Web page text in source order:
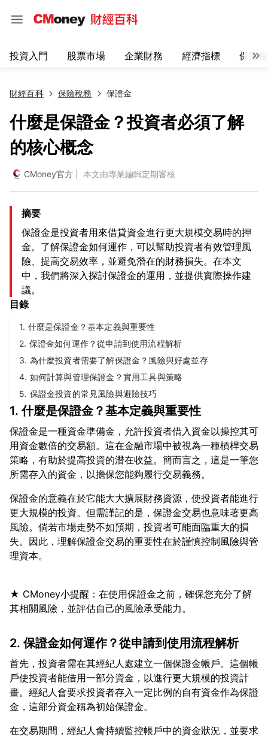
投資入門 股票市場 企業財務 經濟指標 保險
財經百科 保險稅務 保證金
什麼是保證金？投資者必須了解
的核心概念
CMoney官方 | 本文由專業編輯定期審核
摘要
保證金是投資者用來借貸資金進行更大規模交易時的押
金。了解保證金如何運作，可以幫助投資者有效管理風
險、提高交易效率，並避免潛在的財務損失。在本文
中，我們將深入探討保證金的運用，並提供實際操作建
議。
目錄
1. 什麼是保證金？基本定義與重要性
2. 保證金如何運作？從申請到使用流程解析
3. 為什麼投資者需要了解保證金？風險與好處並存
4. 如何計算與管理保證金？實用工具與策略
5. 保證金投資的常見風險與避險技巧
1. 什麼是保證金？基本定義與重要性
保證金是一種資金準備金，允許投資者借入資金以操控其可
用資金數倍的交易額。這在金融市場中被視為一種槓桿交易
策略，有助於提高投資的潛在收益。簡而言之，這是一筆您
保證金的意義在於它能大大擴展財務資源，使投資者能進行
更大規模的投資。但需謹記的是，保證金交易也意味著更高
風險。倘若市場走勢不如預期，投資者可能面臨重大的損
失。因此，理解保證金交易的重要性在於謹慎控制風險與管
★ CMoney小提醒：在使用保證金之前，確保您充分了解
2. 保證金如何運作？從申請到使用流程解析
首先，投資者需在其經紀人處建立一個保證金帳戶。這個帳
戶使投資者能借用一部分資金，以進行更大規模的投資計
畫。經紀人會要求投資者存入一定比例的自有資金作為保證
在交易期間，經紀人會持續監控帳戶中的資金狀況，並要求